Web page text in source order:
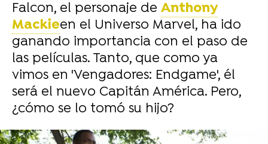
Falcon, el personaje de Anthony
Mackieen el Universo Marvel, ha ido
ganando importancia con el paso de
las películas. Tanto, que como ya
vimos en 'Vengadores: Endgame', él
será el nuevo Capitán América. Pero,
¿cómo se lo tomó su hijo?
-